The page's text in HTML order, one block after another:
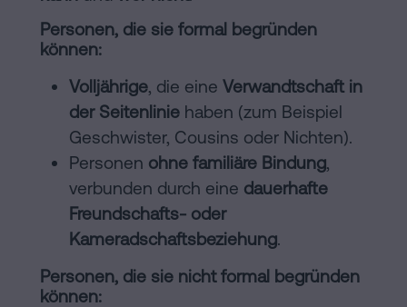
Personen, die sie formal begründen
können:
Volljährige, die eine Verwandtschaft in
der Seitenlinie haben (zum Beispiel
Geschwister, Cousins oder Nichten).
Personen ohne familiäre Bindung,
verbunden durch eine dauerhafte
Freundschafts- oder
Kameradschaftsbeziehung.
Personen, die sie nicht formal begründen
können: